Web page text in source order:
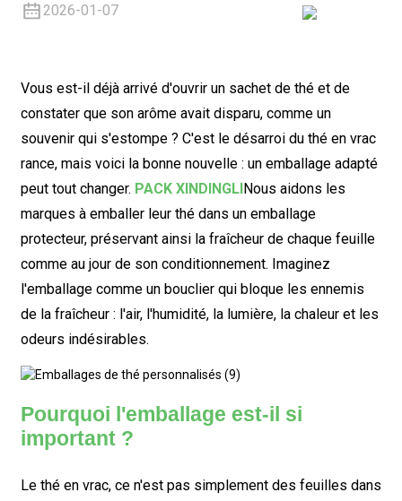
2026-01-07
Vous est-il déjà arrivé d'ouvrir un sachet de thé et de
constater que son arôme avait disparu, comme un
souvenir qui s'estompe ? C'est le désarroi du thé en vrac
rance, mais voici la bonne nouvelle : un emballage adapté
peut tout changer. PACK XINDINGLINous aidons les
marques à emballer leur thé dans un emballage
protecteur, préservant ainsi la fraîcheur de chaque feuille
comme au jour de son conditionnement. Imaginez
l'emballage comme un bouclier qui bloque les ennemis
de la fraîcheur : l'air, l'humidité, la lumière, la chaleur et les
odeurs indésirables.
Pourquoi l'emballage est-il si
important ?
Le thé en vrac, ce n'est pas simplement des feuilles dans